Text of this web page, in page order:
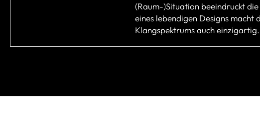
(Raum-)Situation beeindruckt
eines lebendigen Designs
Klangspektrums auch einzigartig.